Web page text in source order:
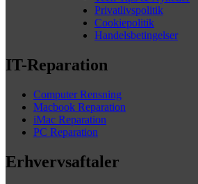
Privatlivspolitik
Cookiepolitik
Handelsbetingelser
IT-Reparation
Computer Rensning
Macbook Reparation
iMac Reparation
PC Reparation
Erhvervsaftaler